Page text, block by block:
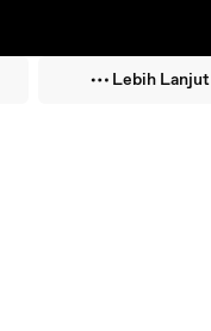
Lebih Lanjut